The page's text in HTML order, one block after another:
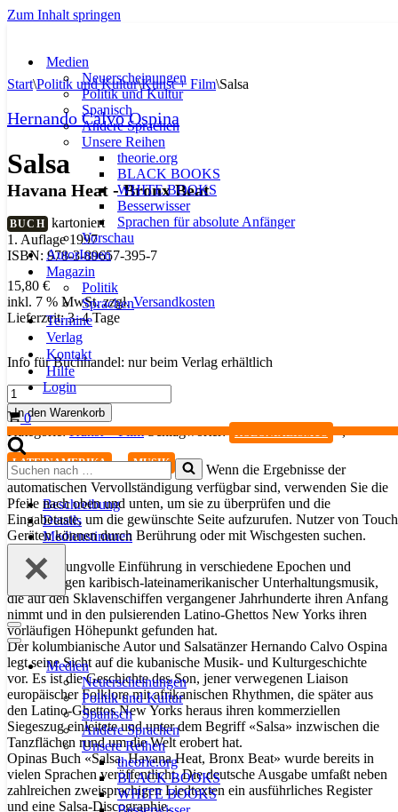
Zum Inhalt springen
Medien
Neuerscheinungen
Politik und Kultur
Spanisch
Andere Sprachen
Unsere Reihen
theorie.org
BLACK BOOKS
WHITE BOOKS
Besserwisser
Sprachen für absolute Anfänger
Vorschau
AutorInnen
Magazin
Politik
Sprachen
Termine
Verlag
Kontakt
Hilfe
Login
Warenkorb
0
Suchen
nach …
Wenn die Ergebnisse der
automatischen Vervollständigung verfügbar sind, verwenden Sie die
Pfeile nach oben und unten, um sie zu überprüfen und die
Eingabetaste, um die gewünschte Seite aufzurufen. Nutzer von
Geräten können durch Berührung oder mit Wischgesten suchen.
Navigationsmenü
Navigationsmenü
Medien
Neuerscheinungen
Politik und Kultur
Spanisch
Andere Sprachen
Unsere Reihen
theorie.org
BLACK BOOKS
WHITE BOOKS
Start\Politik und Kultur\Kunst + Film\Salsa
Hernando Calvo Ospina
Salsa
Havana Heat - Bronx Beat
BUCH kartoniert
1. Auflage 1997
ISBN: 978-3-89657-395-7
15,80 €
inkl. 7 % MwSt. zzgl.Versandkosten
Lieferzeit:3–4 Tage
Info für Buchhandel: nur beim Verlag erhältlich
Salsa
Menge
In den Warenkorb
Kategorie:Kunst + Film Schlagwörter: KOLONIALISMUS ,
LATEINAMERIKA , MUSIK
Beschreibung
Details
Medienstimmen
Eine schwungvolle Einführung in verschiedene Epochen und
Stilrichtungen karibisch-lateinamerikanischer Unterhaltungsmusik,
die auf den Sklavenschiffen vergangener Jahrhunderte ihren Anfang
nimmt und in den pulsierenden Latino-Ghettos New Yorks ihren
vorläufigen Höhepunkt gefunden hat.
Der kolumbianische Autor und Salsatänzer Hernando Calvo Ospina
legt seine Sicht auf die kubanische Musik- und Kulturgeschichte
vor. Es ist die Geschichte des Son, jener verwegenen Liaison
europäischer Folklore mit afrikanischen Rhythmen, die später aus
den Latino-Ghettos New Yorks heraus ihren kommerziellen
Siegeszug einleitete und unter dem Begriff «Salsa» inzwischen die
Tanzflächen rund um die Welt erobert hat.
Opinas Buch «Salsa. Havana Heat, Bronx Beat» wurde bereits in
vielen Sprachen veröffentlicht. Die deutsche Ausgabe umfaßt neben
zahlreichen zweisprachigen Liedtexten ein ausführliches Register
und eine Salsa-Discographie.